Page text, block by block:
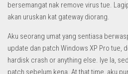
bersemangat nak remove virus tue.
akan uruskan kat gateway diorang.
Aku seorang umat yang sentiasa
update dan patch Windows XP Pro tue,
hardisk crash or anything else. Iye la,
patch sebelum kena. At that time, aku